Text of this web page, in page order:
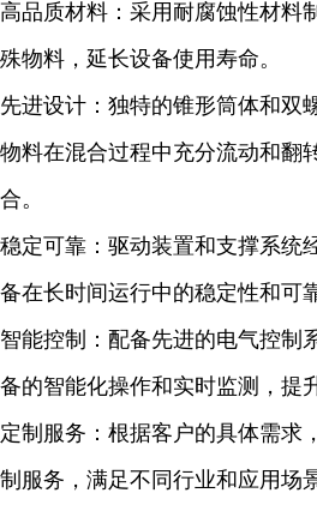
高品质材料：采用耐腐蚀性材料
殊物料，延长设备使用寿命。
先进设计：独特的锥形筒体和双
物料在混合过程中充分流动和翻
合。
稳定可靠：驱动装置和支撑系统
备在长时间运行中的稳定性和可
智能控制：配备先进的电气控制
备的智能化操作和实时监测，提
定制服务：根据客户的具体需求
制服务，满足不同行业和应用场